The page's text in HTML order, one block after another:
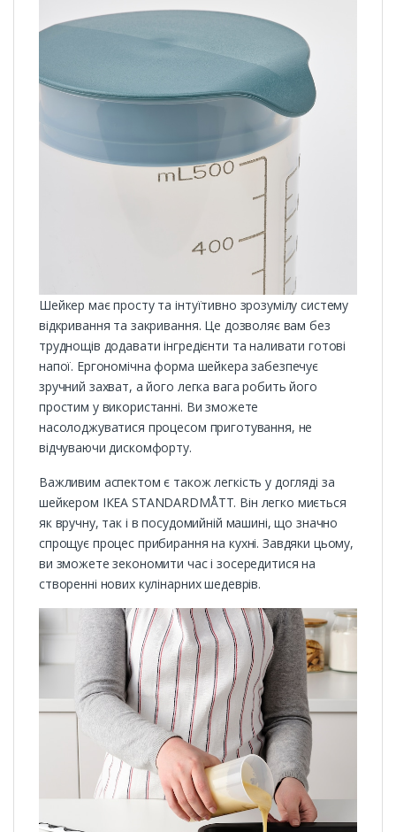
Шейкер має просту та інтуїтивно зрозумілу систему
відкривання та закривання. Це дозволяє вам без
труднощів додавати інгредієнти та наливати готові
напої. Ергономічна форма шейкера забезпечує
зручний захват, а його легка вага робить його
простим у використанні. Ви зможете
насолоджуватися процесом приготування, не
відчуваючи дискомфорту.
Важливим аспектом є також легкість у догляді за
шейкером ІКЕА STANDARDMÅTT. Він легко миється
як вручну, так і в посудомийній машині, що значно
спрощує процес прибирання на кухні. Завдяки цьому,
ви зможете зекономити час і зосередитися на
створенні нових кулінарних шедеврів.